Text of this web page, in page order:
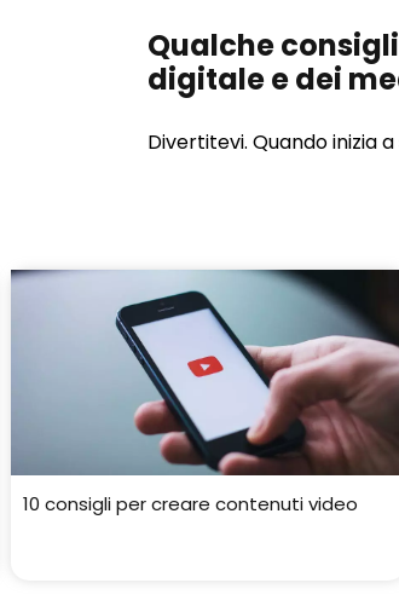
Qualche
digitale e dei
Divertitevi. Quando inizia
10 consigli per creare contenuti video